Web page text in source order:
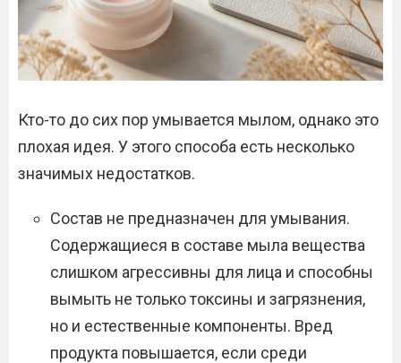
Кто-то до сих пор умывается мылом, однако это
плохая идея. У этого способа есть несколько
значимых недостатков.
Состав не предназначен для умывания.
Содержащиеся в составе мыла вещества
слишком агрессивны для лица и способны
вымыть не только токсины и загрязнения,
но и естественные компоненты. Вред
продукта повышается, если среди